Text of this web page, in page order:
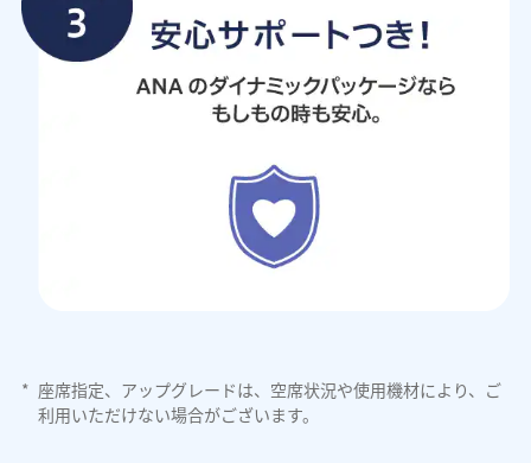
* 座席指定、アップグレードは、空席状況や使用機材により、ご
利用いただけない場合がございます。